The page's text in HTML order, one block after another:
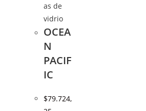
as de
vidrio
OCEA
N
PACIF
IC
$79.724,